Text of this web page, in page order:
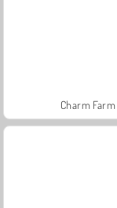
Charm Farm